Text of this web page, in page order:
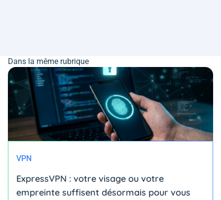
Dans la même rubrique
VPN
ExpressVPN : votre visage ou votre
empreinte suffisent désormais pour vous